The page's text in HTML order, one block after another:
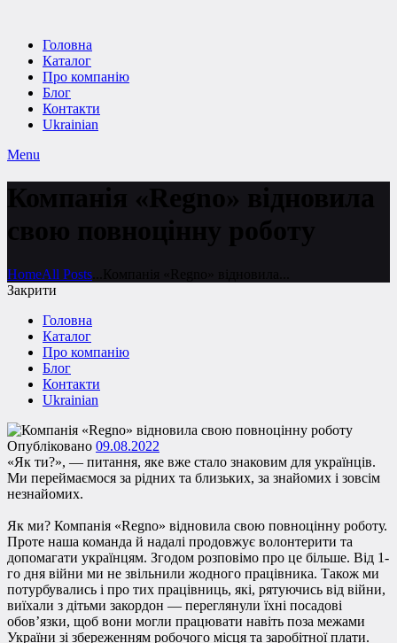
Головна
Каталог
Про компанію
Блог
Контакти
Ukrainian
Menu
Компанія «Regno» відновила
свою повноцінну роботу
HomeAll Posts
Компанія «Regno» відновила...
Закрити
Головна
Каталог
Про компанію
Блог
Контакти
Ukrainian
Опубліковано 09.08.2022
«Як ти?», — питання, яке вже стало знаковим для українців.
Ми переймаємося за рідних та близьких, за знайомих і зовсім
незнайомих.
Як ми? Компанія «Regno» відновила свою повноцінну роботу.
Проте наша команда й надалі продовжує волонтерити та
допомагати українцям. Згодом розповімо про це більше. Від 1-
го дня війни ми не звільнили жодного працівника. Також ми
потурбувались і про тих працівниць, які, рятуючись від війни,
виїхали з дітьми закордон — переглянули їхні посадові
обов’язки, щоб вони могли працювати навіть поза межами
України зі збереженням робочого місця та заробітної плати.